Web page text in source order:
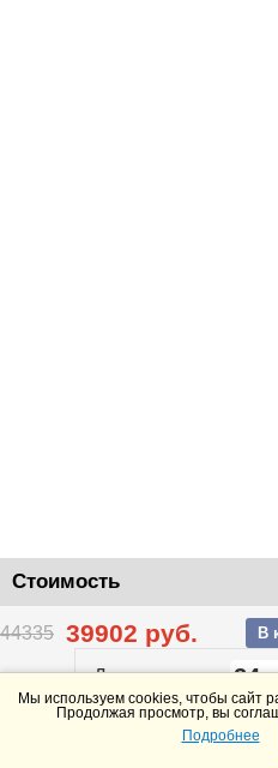
Стоимость
44335 39902 руб. В
До конца акции24
Telegram
Мы используем cookies, чтобы сайт
Продолжая просмотр, вы
Подробнее